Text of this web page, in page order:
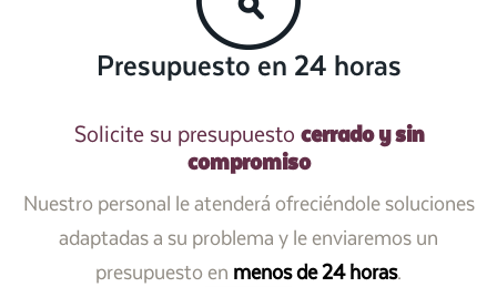
Presupuesto en 24 horas
Solicite su presupuesto cerrado y sin
compromiso
Nuestro personal le atenderá ofreciéndole soluciones
adaptadas a su problema y le enviaremos un
presupuesto en menos de 24 horas.